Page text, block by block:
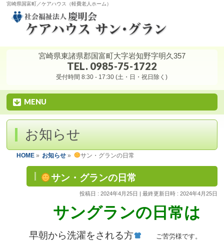
宮崎県国富町／ケアハウス（軽費老人ホーム）
宮崎県東諸県郡国富町大字岩知野字明久357
TEL. 0985-75-1722
受付時間 8:30 - 17:30 (土・日・祝日除く)
MENU
お知らせ
HOME » お知らせ » サン・グランの日常
サン・グランの日常
投稿日 : 2024年4月25日 最終更新日時 : 2024年4月25日
サングランの日常は
早朝から洗濯をされる方 ご苦労様です。